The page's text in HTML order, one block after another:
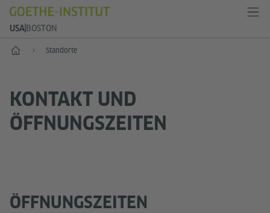
USA BOSTON
Start Standorte
KONTAKT UND
ÖFFNUNGSZEITEN
ÖFFNUNGSZEITEN